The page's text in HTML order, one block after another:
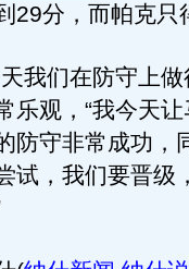
29分，而帕克
们在防守上做
乐观，“我今天
防守非常成功，
试，我们要晋级